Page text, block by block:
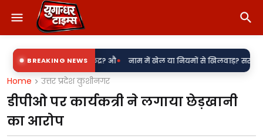
BREAKING NEWS
बिजली उपकेंद्र? औ• नाम में खेल या नियमों से खिलवाड़? सरकारी शिलापट्टों
Home उत्तर प्रदेश कुशीनगर
डीपीओ पर कार्यकत्री ने लगाया छेड़खानी
का आरोप